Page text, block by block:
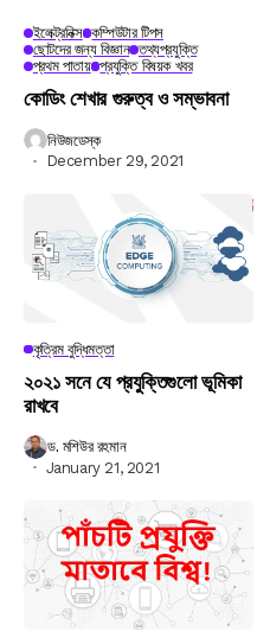
ইলেক্ট্রনিক্স কম্পিউটার টিপস
ছোটদের জন্য বিজ্ঞান তথ্যপ্রযুক্তি
প্রথম পাতায় প্রযুক্তি বিষয়ক খবর
কোডিং শেখার গুরুত্ব ও সম্ভাবনা
নিউজডেস্ক
December 29, 2021
কৃত্রিম বুদ্ধিমত্তা
২০২১ সনে যে প্রযুক্তিগুলো ভূমিকা
রাখবে
ড. মশিউর রহমান
January 21, 2021